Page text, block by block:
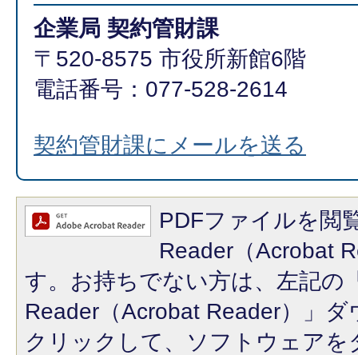
企業局 契約管財課
〒520-8575 市役所新館6階
電話番号：077-528-2614
契約管財課にメールを送る
PDFファイルを閲
Reader（Acrobat
す。お持ちでない方は、左記の
Reader（Acrobat Reader）」
クリックして、ソフトウェア